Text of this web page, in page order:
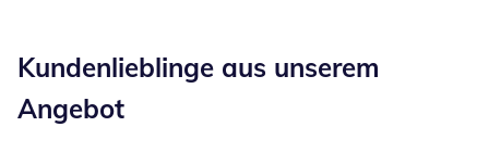
Kundenlieblinge aus unserem
Angebot